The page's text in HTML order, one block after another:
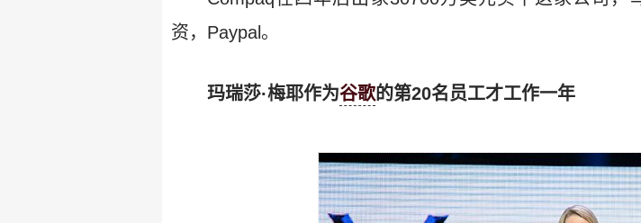
资，Paypal。
玛瑞莎·梅耶作为谷歌的第20名员工才工作一年